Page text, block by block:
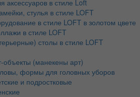
аксессуаров в стиле Loft
стулья в стиле LOFT
в стиле LOFT в золотом цвете
в стиле LOFT
столы в стиле LOFT
объекты (манекены арт)
формы для головных уборов
и подростковые